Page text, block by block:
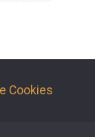
Cookies